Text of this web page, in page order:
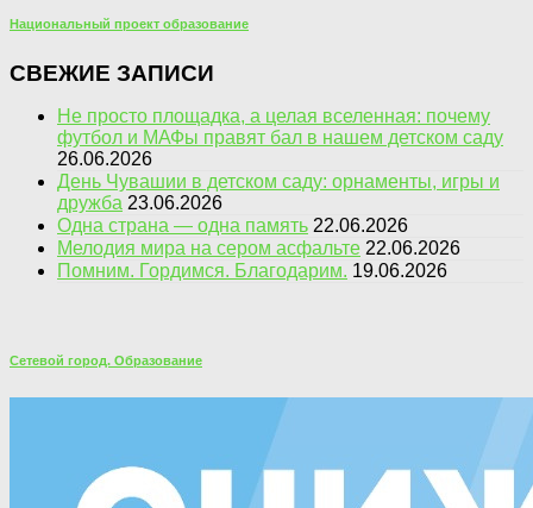
Национальный проект образование
СВЕЖИЕ ЗАПИСИ
Не просто площадка, а целая вселенная: почему
футбол и МАФы правят бал в нашем детском саду
26.06.2026
День Чувашии в детском саду: орнаменты, игры и
дружба 23.06.2026
Одна страна — одна память 22.06.2026
Мелодия мира на сером асфальте 22.06.2026
Помним. Гордимся. Благодарим. 19.06.2026
Сетевой город. Образование